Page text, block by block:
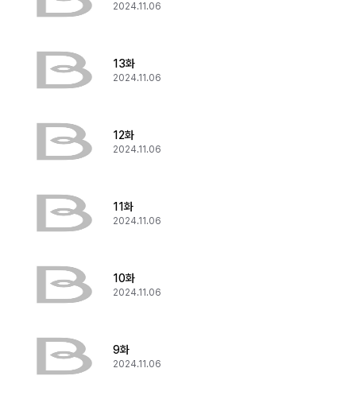
2024.11.06
13화
2024.11.06
12화
2024.11.06
11화
2024.11.06
10화
2024.11.06
9화
2024.11.06